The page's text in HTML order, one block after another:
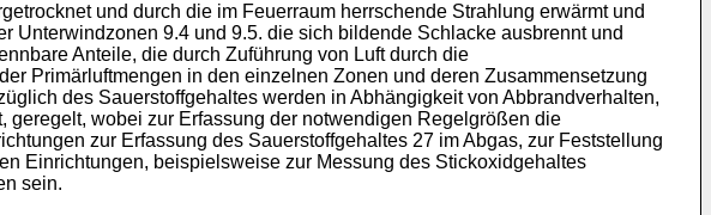
und durch die im Feuerraum herrschende Strahlung erwärmt und
Unterwindzonen 9.4 und 9.5. die sich bildende Schlacke ausbrennt und
Anteile, die durch Zuführung von Luft durch die
Primärluftmengen in den einzelnen Zonen und deren Zusammensetzung
des Sauerstoffgehaltes werden in Abhängigkeit von Abbrandverhalten,
wobei zur Erfassung der notwendigen Regelgrößen die
zur Erfassung des Sauerstoffgehaltes 27 im Abgas, zur Feststellung
Einrichtungen, beispielsweise zur Messung des Stickoxidgehaltes
sein.